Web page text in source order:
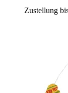
Zustellung